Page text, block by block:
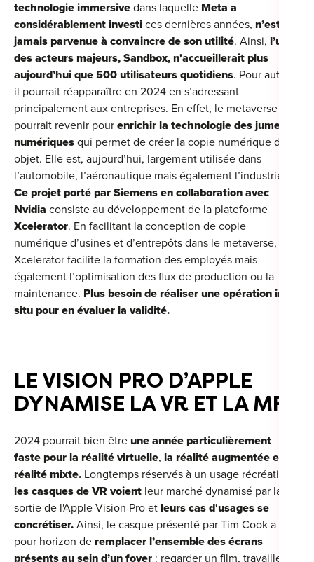
technologie immersive dans laquelle Meta a
considérablement investi ces dernières années, n’est
jamais parvenue à convaincre de son utilité. Ainsi, l’un
des acteurs majeurs, Sandbox, n'accueillerait plus
aujourd’hui que 500 utilisateurs quotidiens. Pour autant,
il pourrait réapparaître en 2024 en s’adressant
principalement aux entreprises. En effet, le metaverse
pourrait revenir pour enrichir la technologie des jumeaux
numériques qui permet de créer la copie numérique d’un
objet. Elle est, aujourd’hui, largement utilisée dans
l’automobile, l’aéronautique mais également l’industrie.
Ce projet porté par Siemens en collaboration avec
Nvidia consiste au développement de la plateforme
Xcelerator. En facilitant la conception de copie
numérique d’usines et d’entrepôts dans le metaverse,
Xcelerator facilite la formation des employés mais
également l’optimisation des flux de production ou la
maintenance. Plus besoin de réaliser une opération in
situ pour en évaluer la validité.
LE VISION PRO D’APPLE
DYNAMISE LA VR ET LA MR
2024 pourrait bien être une année particulièrement
faste pour la réalité virtuelle, la réalité augmentée et la
réalité mixte. Longtemps réservés à un usage récréatif,
les casques de VR voient leur marché dynamisé par la
sortie de l'Apple Vision Pro et leurs cas d'usages se
concrétiser. Ainsi, le casque présenté par Tim Cook a
pour horizon de remplacer l’ensemble des écrans
présents au sein d’un foyer : regarder un film, travailler